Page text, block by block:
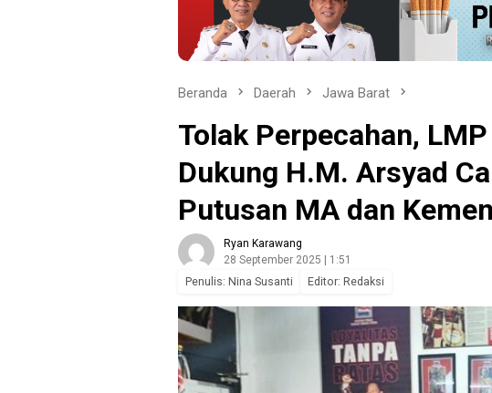
Beranda Daerah Jawa Barat
Tolak Perpecahan,
Dukung H.M. Arsyad
Putusan MA dan
Ryan Karawang
28 September 2025 | 1:51
Penulis: Nina Susanti Editor: Redaksi